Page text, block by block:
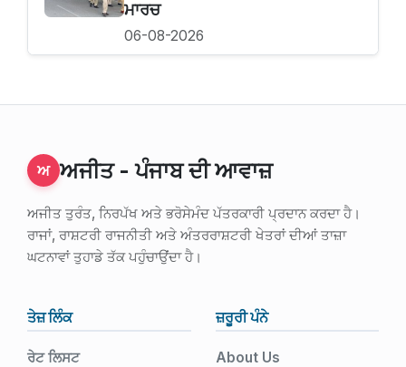
ਮਾਰਚ
06-08-2026
ਅ ਅਜੀਤ - ਪੰਜਾਬ ਦੀ ਆਵਾਜ਼
ਅਜੀਤ ਤੁਰੰਤ, ਨਿਰਪੱਖ ਅਤੇ ਭਰੋਸੇਮੰਦ ਪੱਤਰਕਾਰੀ ਪ੍ਰਦਾਨ ਕਰਦਾ ਹੈ।
ਰਾਜਾਂ, ਰਾਸ਼ਟਰੀ ਰਾਜਨੀਤੀ ਅਤੇ ਅੰਤਰਰਾਸ਼ਟਰੀ ਖੇਤਰਾਂ ਦੀਆਂ ਤਾਜ਼ਾ
ਘਟਨਾਵਾਂ ਤੁਹਾਡੇ ਤੱਕ ਪਹੁੰਚਾਉਂਦਾ ਹੈ।
ਤੇਜ਼ ਲਿੰਕ
ਰੇਟ ਲਿਸਟ
ਜ਼ਰੂਰੀ ਪੰਨੇ
About Us